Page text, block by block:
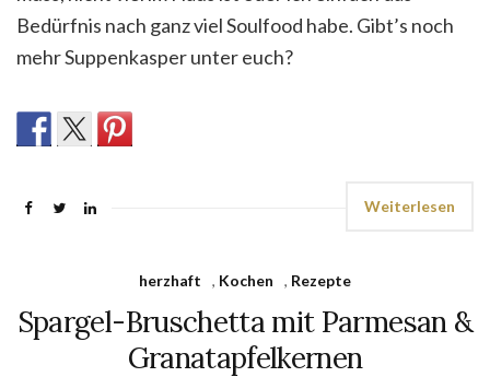
Bedürfnis nach ganz viel Soulfood habe. Gibt’s noch
mehr Suppenkasper unter euch?
Weiterlesen
herzhaft , Kochen , Rezepte
Spargel-Bruschetta mit Parmesan &
Granatapfelkernen